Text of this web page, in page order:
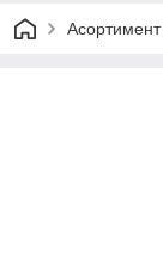
Асортимент